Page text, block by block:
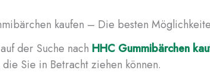
kaufen – Die besten
der Suche nach HHC Gummibärchen
Sie in Betracht ziehen können.